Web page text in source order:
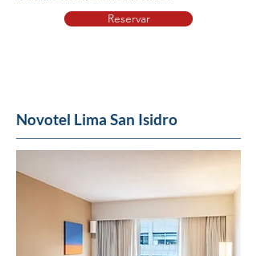
Reservar
Novotel Lima San Isidro